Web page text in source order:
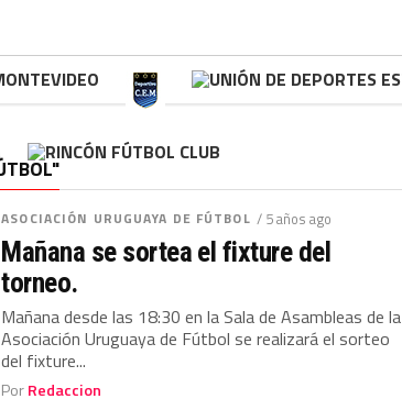
ASOCIACIÓN URUGUAYA DE FÚTBOL / 5 años ago
Mañana se sortea el fixture del
torneo.
Mañana desde las 18:30 en la Sala de Asambleas de la
Asociación Uruguaya de Fútbol se realizará el sorteo
del fixture...
PorRedaccion